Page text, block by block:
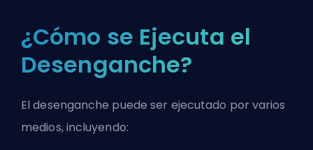
¿Cómo se Ejecuta el
Desenganche?
El desenganche puede ser ejecutado por varios
medios, incluyendo: